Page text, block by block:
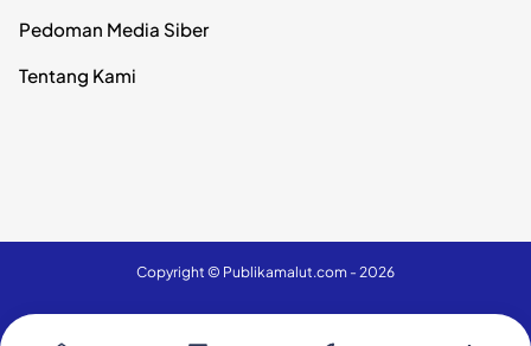
Pedoman Media Siber
Tentang Kami
Copyright © Publikamalut.com - 2026